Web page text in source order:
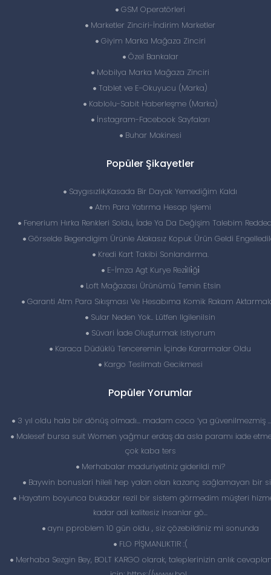
GSM Operatörleri
Marketler Zinciri-İndirim Marketler
Giyim Marka Mağaza Zinciri
Özel Bankalar
Mobilya Marka Mağaza Zinciri
Tablet ve E-Okuyucu (Marka)
Kablolu-Sabit Haberleşme (Marka)
İnstagram-Facebook Sayfaları
Buhar Makinesi
Popüler Şikayetler
Saygısızlık,Kasada Bir Dayak Yemediğim Kaldı
Atm Para Yatırma Hesap Işlemi
Fenerium Hırka Renkleri Soldu, İade Ya Da Değişim Talebim
Görselde Begendigim Ürünle Alakasız Kopuk Ürün Geldi
Kredi Kart Takibi Sonlandırma.
E-İmza Agt Kurye Rezi̇lli̇ği̇
Loft Mağazası Ürünümü Temin Etsin
Garanti Atm Para Sıkışması Ve Hesabıma Komik Rakam
Sular Neden Yok.. Lütfen Ilgilenilsin
Süvari İade Oluşturmak Istiyorum
Karaca Düdüklü Tenceremin İçinde Kararmalar Oldu
Kargo Teslimatı Gecikmesi
Popüler Yorumlar
3 yıl oldu hala bir dönüş olmadı… madam coco ‘ya güvenilmezmiş
Malesef bursa suit Women yağmur erdaş da asla paramı iade
çok kaba ters
Merhabalar maduriyetiniz giderildi mi?
Baywin bonuslari hileli hep yalan olan kazanç sağlamayan bir
Hayatım boyunca bukadar rezil bir sistem görmedim müşteri
kadar adi kalitesiz insanlar gö...
aynı pproblem 10 gün oldu , siz çözebildiniz mi sonunda
FLO PİŞMANLIKTIR :(
Merhaba Sezgin Bey, BOLT KARGO olarak, taleplerinizin anlık